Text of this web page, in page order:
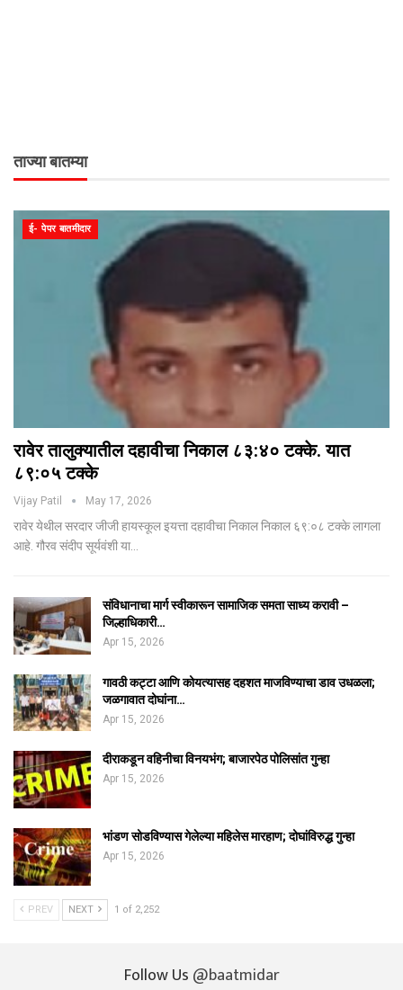
ताज्या बातम्या
ई- पेपर बातमीदार
रावेर तालुक्यातील दहावीचा निकाल ८३:४० टक्के. यात
८९:०५ टक्के
Vijay Patil May 17, 2026
रावेर येथील सरदार जीजी हायस्कूल इयत्ता दहावीचा निकाल निकाल ६९:०८ टक्के लागला
आहे. गौरव संदीप सूर्यवंशी या…
संविधानाचा मार्ग स्वीकारून सामाजिक समता साध्य करावी –
जिल्हाधिकारी…
Apr 15, 2026
गावठी कट्टा आणि कोयत्यासह दहशत माजविण्याचा डाव उधळला;
जळगावात दोघांना…
Apr 15, 2026
दीराकडून वहिनीचा विनयभंग; बाजारपेठ पोलिसांत गुन्हा
Apr 15, 2026
भांडण सोडविण्यास गेलेल्या महिलेस मारहाण; दोघांविरुद्ध गुन्हा
Apr 15, 2026
PREV NEXT 1 of 2,252
Follow Us @baatmidar